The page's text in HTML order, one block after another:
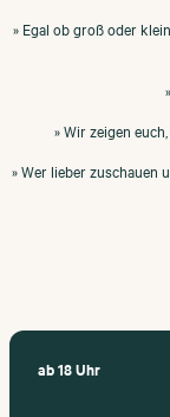
» Egal ob groß oder
» Wir zeigen
» Wer lieber zuschauen
ab 18 Uhr